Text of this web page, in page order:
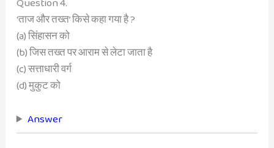
‘ताज और तख्त’ किसे कहा गया है ?
(a) सिंहासन को
(b) जिस तख्त पर आराम से लेटा जाता है
(c) सत्ताधारी वर्ग
(d) मुकुट को
Answer